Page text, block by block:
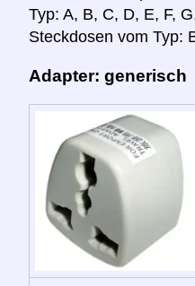
Typ: A, B, C, D, E, F,
Steckdosen vom Typ:
Adapter: generisch